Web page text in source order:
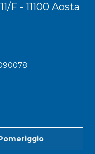
F - 11100 Aosta